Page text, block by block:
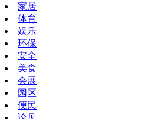
家居
体育
娱乐
环保
安全
美食
会展
园区
便民